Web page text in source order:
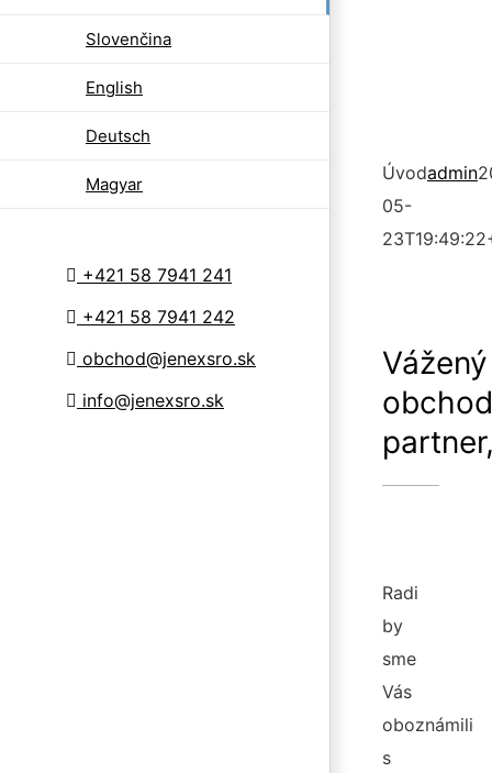
Slovenčina
English
Deutsch
Magyar
+421 58 7941 241
+421 58 7941 242
obchod@jenexsro.sk
info@jenexsro.sk
Úvodadmin
05-
Vážený
Radi
by
sme
Vás
oboznámili
s